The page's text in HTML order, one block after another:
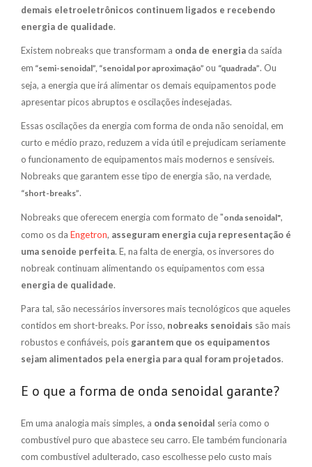
demais eletroeletrônicos continuem ligados e recebendo
energia de qualidade.
Existem nobreaks que transformam a onda de energia da saída
em “semi-senoidal”, “senoidal por aproximação” ou “quadrada”. Ou
seja, a energia que irá alimentar os demais equipamentos pode
apresentar picos abruptos e oscilações indesejadas.
Essas oscilações da energia com forma de onda não senoidal, em
curto e médio prazo, reduzem a vida útil e prejudicam seriamente
o funcionamento de equipamentos mais modernos e sensíveis.
Nobreaks que garantem esse tipo de energia são, na verdade,
“short-breaks”.
Nobreaks que oferecem energia com formato de "onda senoidal",
como os da Engetron, asseguram energia cuja representação é
uma senoide perfeita. E, na falta de energia, os inversores do
nobreak continuam alimentando os equipamentos com essa
energia de qualidade.
Para tal, são necessários inversores mais tecnológicos que aqueles
contidos em short-breaks. Por isso, nobreaks senoidais são mais
robustos e confiáveis, poisgarantem que os equipamentos
sejam alimentados pela energia para qual foram projetados.
E o que a forma de onda senoidal garante?
Em uma analogia mais simples, a onda senoidal seria como o
combustível puro que abastece seu carro. Ele também funcionaria
com combustível adulterado, caso escolhesse pelo custo mais